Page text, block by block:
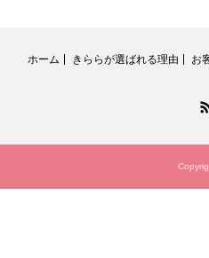
ホーム きららが選ばれる理由 お
Facebook